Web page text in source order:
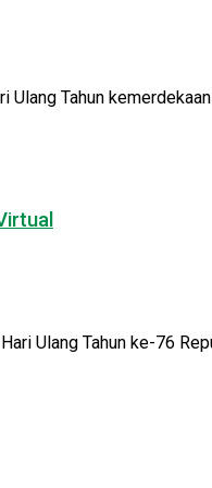
Tahun
Ulang Tahun ke-76